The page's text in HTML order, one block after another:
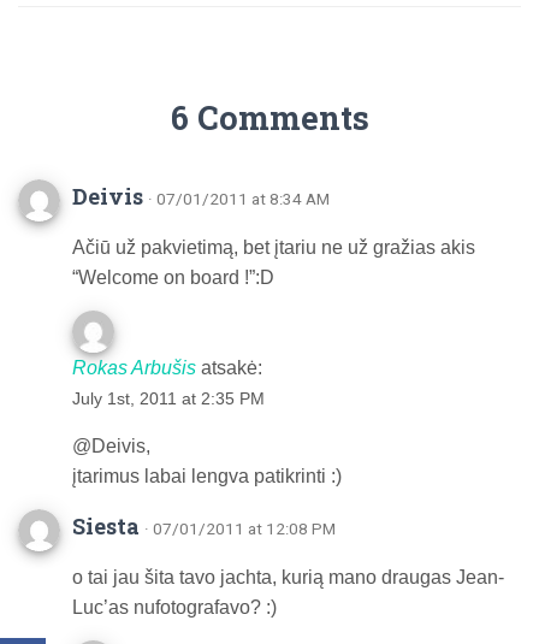
6 Comments
Deivis · 07/01/2011 at 8:34 AM
Ačiū už pakvietimą, bet įtariu ne už gražias akis
“Welcome on board !”:D
Rokas Arbušis atsakė:
July 1st, 2011 at 2:35 PM
@Deivis,
įtarimus labai lengva patikrinti :)
Siesta · 07/01/2011 at 12:08 PM
o tai jau šita tavo jachta, kurią mano draugas Jean-
Luc’as nufotografavo? :)